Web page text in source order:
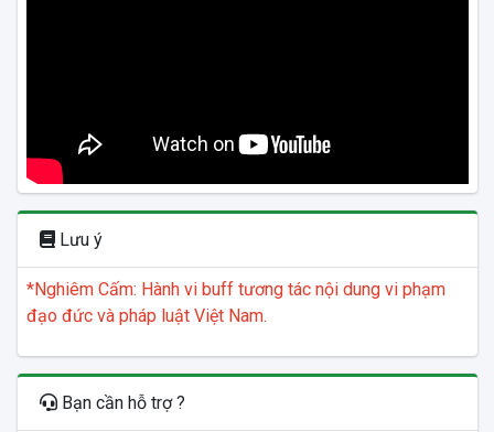
Lưu ý
*Nghiêm Cấm: Hành vi buff tương tác nội dung vi phạm
đạo đức và pháp luật Việt Nam.
Bạn cần hỗ trợ ?